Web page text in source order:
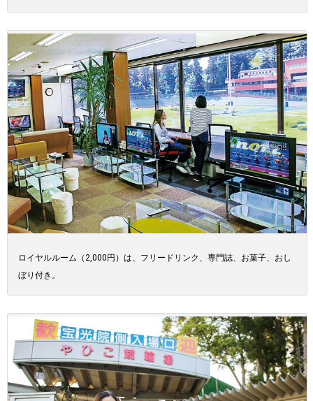
ロイヤルルーム（2,000円）は、フリードリンク、専門誌、お菓子、おし
ぼり付き。